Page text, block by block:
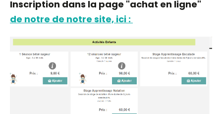
Inscription dans la page "achat en ligne"
de notre de notre site, ici :